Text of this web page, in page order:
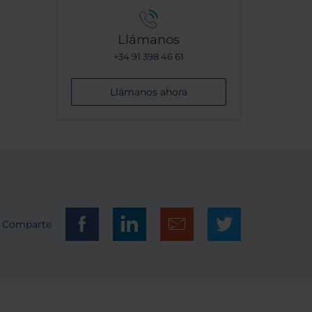
Llámanos
+34 91 398 46 61
Llámanos ahora
Comparte